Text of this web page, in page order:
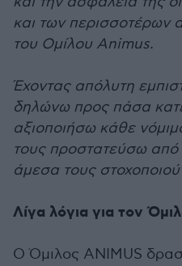
και των
του Ομίλου Animus.
Έχοντας απόλυτη
δηλώνω προς πάσα
αξιοποιήσω κάθε
τους προστατεύσω από
άμεσα τους
Λίγα λόγια για τον
O Όμιλος ANIMUS